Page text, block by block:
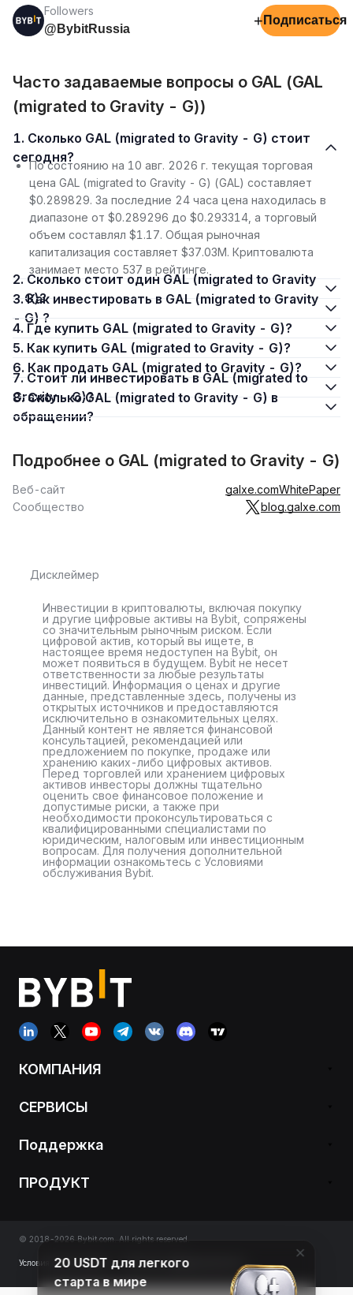
Followers
@BybitRussia
+ Подписаться
Часто задаваемые вопросы о GAL (GAL
(migrated to Gravity - G))
1. Сколько GAL (migrated to Gravity - G) стоит
сегодня?
По состоянию на 10 авг. 2026 г. текущая торговая
цена GAL (migrated to Gravity - G) (GAL) составляет
$0.289829. За последние 24 часа цена находилась в
диапазоне от $0.289296 до $0.293314, а торговый
объем составлял $1.17. Общая рыночная
капитализация составляет $37.03M. Криптовалюта
занимает место 537 в рейтинге.
2. Сколько стоит один GAL (migrated to Gravity
- G)?
3. Как инвестировать в GAL (migrated to Gravity
- G) ?
4. Где купить GAL (migrated to Gravity - G)?
5. Как купить GAL (migrated to Gravity - G)?
6. Как продать GAL (migrated to Gravity - G)?
7. Стоит ли инвестировать в GAL (migrated to
Gravity - G)?
8. Сколько GAL (migrated to Gravity - G) в
обращении?
Подробнее о GAL (migrated to Gravity - G)
Веб-сайт galxe.comWhitePaper
Сообщество
blog.galxe.com
Дисклеймер
Инвестиции в криптовалюты, включая покупку
и другие цифровые активы на Bybit, сопряжены
со значительным рыночным риском. Если
цифровой актив, который вы ищете, в
настоящее время недоступен на Bybit, он
может появиться в будущем. Bybit не несет
ответственности за любые результаты
инвестиций. Информация о ценах и другие
данные, представленные здесь, получены из
открытых источников и предоставляются
исключительно в ознакомительных целях.
Данный контент не является финансовой
консультацией, рекомендацией или
предложением по покупке, продаже или
хранению каких-либо цифровых активов.
Перед торговлей или хранением цифровых
активов инвесторы должны тщательно
оценить свое финансовое положение и
допустимые риски, а также при
необходимости проконсультироваться с
квалифицированными специалистами по
юридическим, налоговым или инвестиционным
вопросам. Для получения дополнительной
информации ознакомьтесь с Условиями
обслуживания Bybit.
КОМПАНИЯ
СЕРВИСЫ
Поддержка
ПРОДУКТ
© 2018-2026 Bybit.com. All rights reserved.
Условия обслуживания | Политика конфиденциальности
20 USDT для легкого
старта в мире